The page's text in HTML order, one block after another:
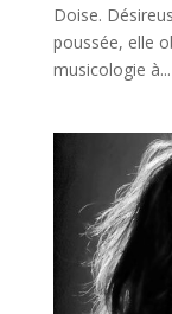
Doise.
poussée, elle
musicologie à...